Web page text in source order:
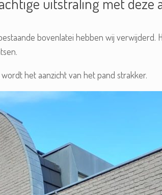
bovenlatei hebben wij verwijderd.
wordt het aanzicht van het pand strakker.